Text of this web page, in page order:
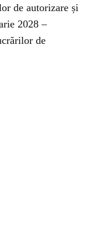
de autorizare și
2028 –
de